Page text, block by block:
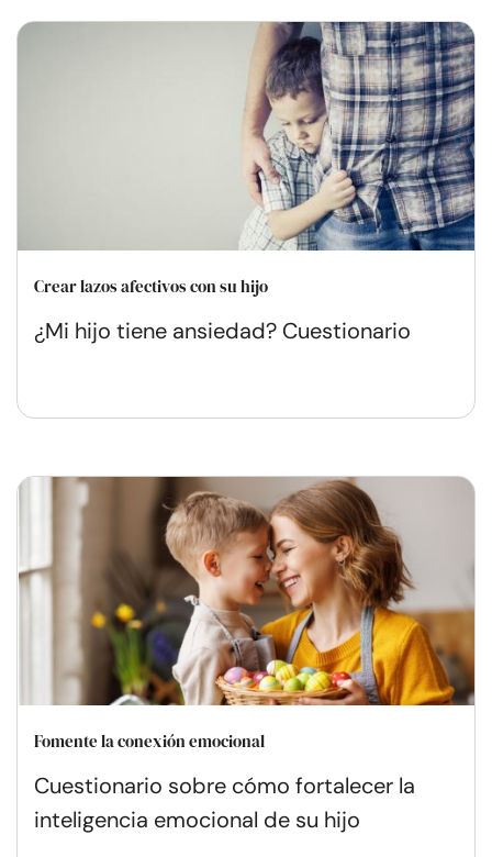
Crear lazos afectivos con su hijo
¿Mi hijo tiene ansiedad? Cuestionario
Fomente la conexión emocional
Cuestionario sobre cómo fortalecer la
inteligencia emocional de su hijo